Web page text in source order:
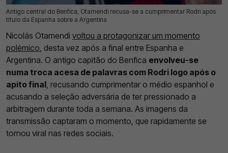
Antigo central do Benfica, Otamendi recusa-se a cumprimentar Rodri após
título da Espanha sobre a Argentina
20 Jul 2026 | 14:19 | 0
Nicolás Otamendi voltou a protagonizar um momento
polémico , desta vez após a final entre Espanha e
Argentina. O antigo capitão do Benfica envolveu-se
numa troca acesa de palavras com Rodri logo após o
apito final , recusando cumprimentar o médio espanhol e
acusando a seleção adversária de ter pressionado a
arbitragem durante toda a semana. As imagens da
transmissão captaram o momento, que rapidamente se
tornou viral nas redes sociais.